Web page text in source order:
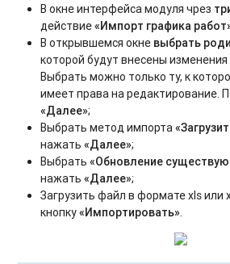
В окне интерфейса модуля чрез
действие«Импорт графика
В открывшемся окне выбрать
которой будут внесены
Выбрать можно только ту, к
имеет права на редактирование.
«Далее»;
Выбрать метод импорта«
нажать«Далее»;
Выбрать «Обновление
нажать «Далее»;
Загрузить файл в формате xls или
кнопку«Импортировать».